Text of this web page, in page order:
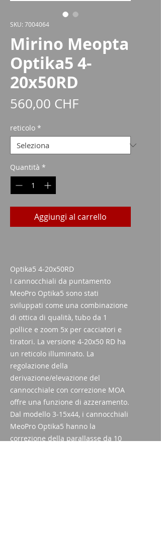
SKU: 7004064
Mirino Meopta
Optika5 4-
20x50RD
560,00 CHFPrezzo
reticolo *
Quantità *
Aggiungi al carrello
Optika5 4-20x50RD
I cannocchiali da puntamento
MeoPro Optika5 sono stati
sviluppati come una combinazione
di ottica di qualità, tubo da 1
pollice e zoom 5x per cacciatori e
tiratori. La versione 4-20x50 RD ha
un reticolo illuminato. La
regolazione della
derivazione/elevazione del
cannocchiale con correzione MOA
offre una funzione di azzeramento.
Dal modello 3-15x44, i cannocchiali
MeoPro Optika5 hanno la
correzione della parallasse da 10